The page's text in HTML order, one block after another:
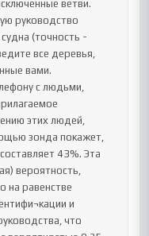
ветви.
руководство
(точность -
все деревья,
вами.
с людьми,
этих людей,
зонда покажет,
43%. Эта
вероятность,
на равенстве
и
что